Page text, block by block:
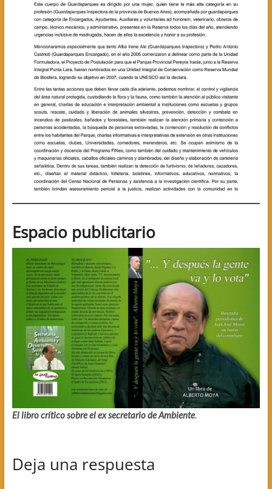
Espacio publicitario
El libro crítico sobre el ex secretario de Ambiente.
Deja una respuesta